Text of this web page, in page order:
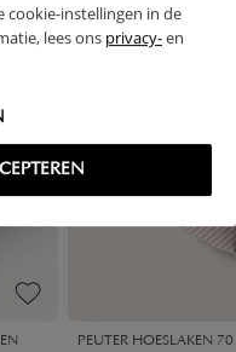
cookie-instellingen in de
lees ons privacy-en
PEUTER HOESLAKEN